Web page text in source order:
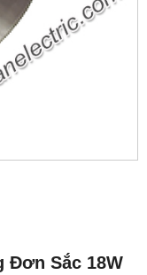
Đơn Sắc 18W